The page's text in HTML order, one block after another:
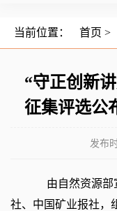
当前位置： 首页 >
“守正创新
征集评选公
发布
由自然资源部
社、中国矿业报社，